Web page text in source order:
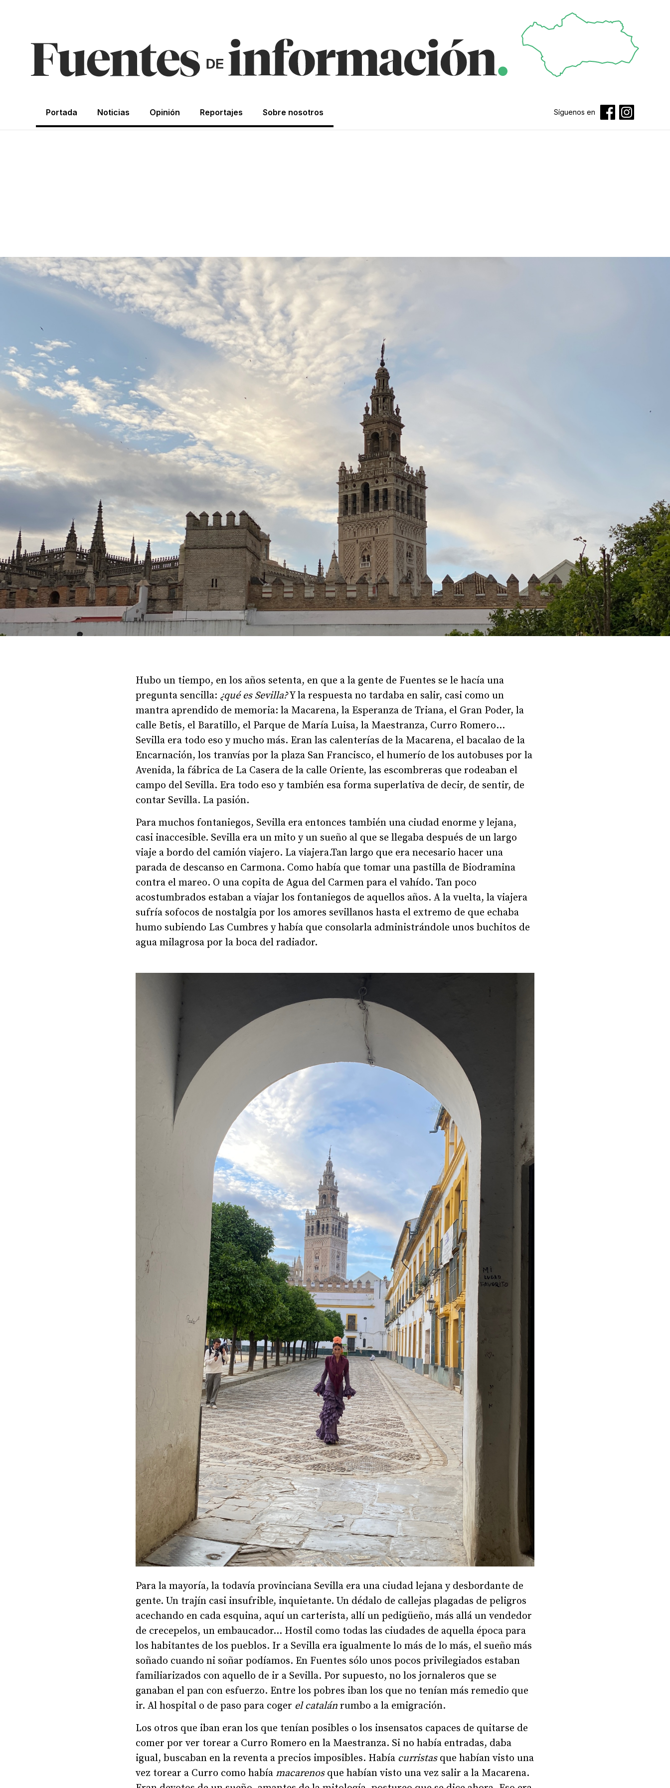
Portada Noticias Opinión Reportajes Sobre nosotros Síguenos en
Hubo un tiempo, en los años setenta, en que a la gente de Fuentes se le hacía una
pregunta sencilla: ¿qué es Sevilla?Y la respuesta no tardaba en salir, casi como un
mantra aprendido de memoria: la Macarena, la Esperanza de Triana, el Gran Poder, la
calle Betis, el Baratillo, el Parque de María Luisa, la Maestranza, Curro Romero...
Sevilla era todo eso y mucho más. Eran las calenterías de la Macarena, el bacalao de la
Encarnación, los tranvías por la plaza San Francisco, el humerío de los autobuses por la
Avenida, la fábrica de La Casera de la calle Oriente, las escombreras que rodeaban el
campo del Sevilla. Era todo eso y también esa forma superlativa de decir, de sentir, de
contar Sevilla. La pasión.
Para muchos fontaniegos, Sevilla era entonces también una ciudad enorme y lejana,
casi inaccesible. Sevilla era un mito y un sueño al que se llegaba después de un largo
viaje a bordo del camión viajero. La viajera.Tan largo que era necesario hacer una
parada de descanso en Carmona. Como había que tomar una pastilla de Biodramina
contra el mareo. O una copita de Agua del Carmen para el vahído. Tan poco
acostumbrados estaban a viajar los fontaniegos de aquellos años. A la vuelta, la viajera
sufría sofocos de nostalgia por los amores sevillanos hasta el extremo de que echaba
humo subiendo Las Cumbres y había que consolarla administrándole unos buchitos de
agua milagrosa por la boca del radiador.
Para la mayoría, la todavía provinciana Sevilla era una ciudad lejana y desbordante de
gente. Un trajín casi insufrible, inquietante. Un dédalo de callejas plagadas de peligros
acechando en cada esquina, aquí un carterista, allí un pedigüeño, más allá un vendedor
de crecepelos, un embaucador... Hostil como todas las ciudades de aquella época para
los habitantes de los pueblos. Ir a Sevilla era igualmente lo más de lo más, el sueño más
soñado cuando ni soñar podíamos. En Fuentes sólo unos pocos privilegiados estaban
familiarizados con aquello de ir a Sevilla. Por supuesto, no los jornaleros que se
ganaban el pan con esfuerzo. Entre los pobres iban los que no tenían más remedio que
ir. Al hospital o de paso para coger el catalán rumbo a la emigración.
Los otros que iban eran los que tenían posibles o los insensatos capaces de quitarse de
comer por ver torear a Curro Romero en la Maestranza. Si no había entradas, daba
igual, buscaban en la reventa a precios imposibles. Había curristas que habían visto una
vez torear a Curro como había macarenosque habían visto una vez salir a la Macarena.